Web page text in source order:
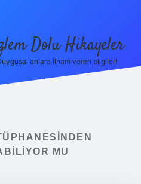
Dolu Hikayeler
anlara ilham veren bilgiler!
MU